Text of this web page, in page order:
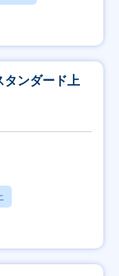
タンダード上